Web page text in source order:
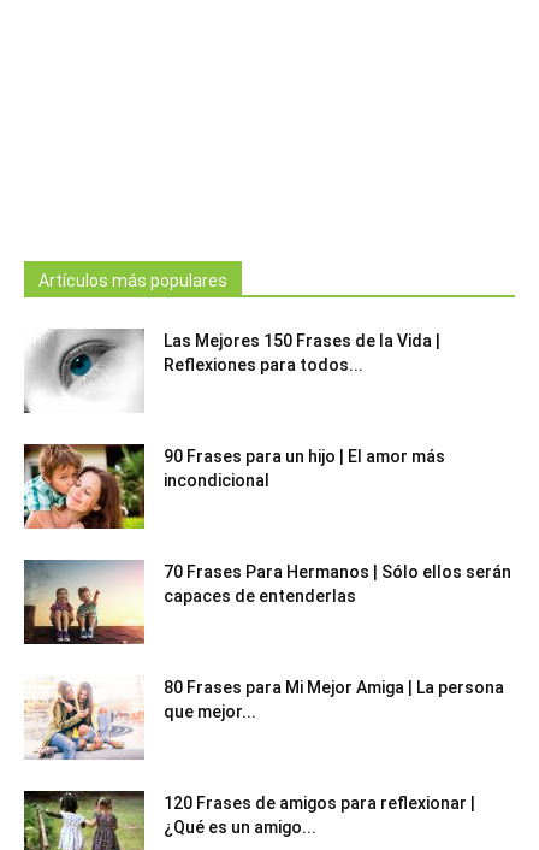
Artículos más populares
Las Mejores 150 Frases de la Vida |
Reflexiones para todos...
90 Frases para un hijo | El amor más
incondicional
70 Frases Para Hermanos | Sólo ellos serán
capaces de entenderlas
80 Frases para Mi Mejor Amiga | La persona
que mejor...
120 Frases de amigos para reflexionar |
¿Qué es un amigo...